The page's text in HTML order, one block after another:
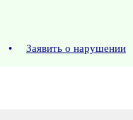
• Заявить о нарушении